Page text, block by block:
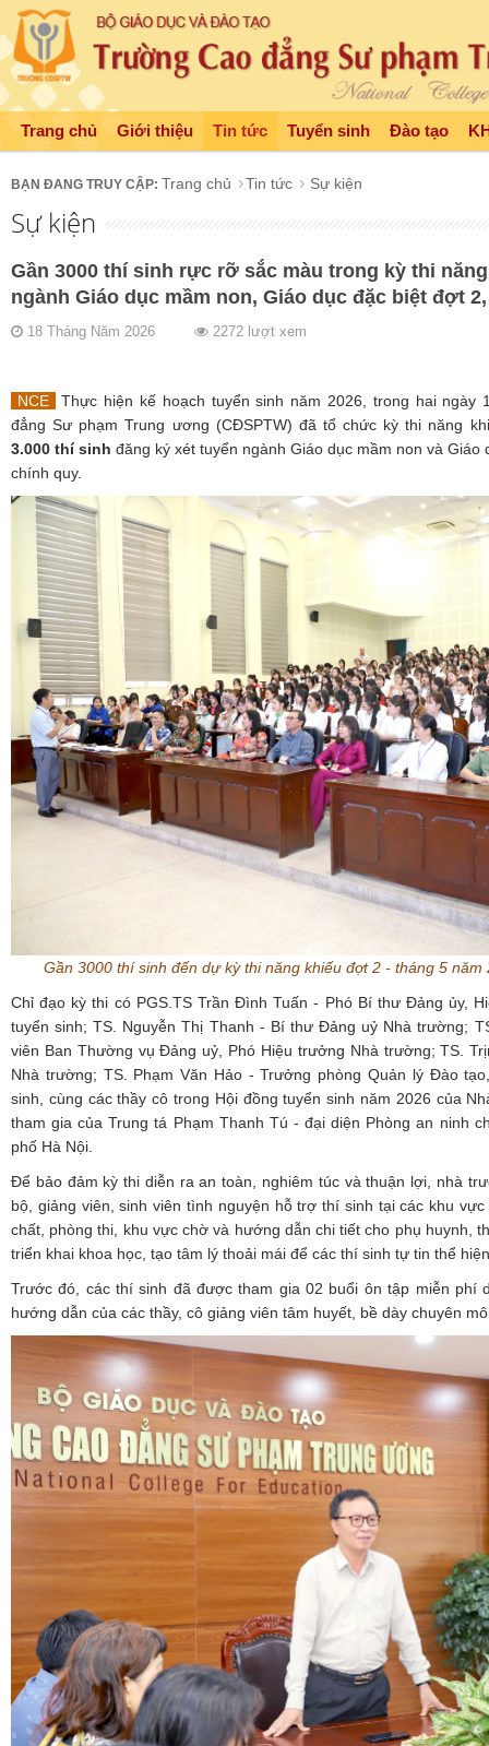
Trang chủ Giới thiệu Tin tức Tuyển sinh Đào tạo
Trang chủ Tin tức Sự kiện
Sự kiện
Gần 3000 thí sinh rực rỡ sắc màu trong kỳ thi
ngành Giáo dục mầm non, Giáo dục đặc biệt đợt
18 Tháng Năm 2026 2272 lượt xem
NCE
Thực hiện kế hoạch tuyển sinh năm 2026, trong hai ngày
đẳng Sư phạm Trung ương (CĐSPTW) đã tổ chức kỳ thi năng
3.000 thí sinh đăng ký xét tuyển ngành Giáo dục mầm non và
chính quy.
Gần 3000 thí sinh đến dự kỳ thi năng khiếu đợt 2 - tháng 5
Chỉ đạo kỳ thi có PGS.TS Trần Đình Tuấn - Phó Bí thư Đảng ủy,
tuyển sinh; TS. Nguyễn Thị Thanh - Bí thư Đảng uỷ Nhà trường;
viên Ban Thường vụ Đảng uỷ, Phó Hiệu trưởng Nhà trường; TS.
Nhà trường; TS. Phạm Văn Hảo - Trưởng phòng Quản lý Đào
sinh, cùng các thầy cô trong Hội đồng tuyển sinh năm 2026 của
tham gia của Trung tá Phạm Thanh Tú - đại diện Phòng an ninh
phố Hà Nội.
Để bảo đảm kỳ thi diễn ra an toàn, nghiêm túc và thuận lợi, nhà
bộ, giảng viên, sinh viên tình nguyện hỗ trợ thí sinh tại các khu
chất, phòng thi, khu vực chờ và hướng dẫn chi tiết cho phụ huynh,
triển khai khoa học, tạo tâm lý thoải mái để các thí sinh tự tin thể
Trước đó, các thí sinh đã được tham gia 02 buổi ôn tập miễn phí
hướng dẫn của các thầy, cô giảng viên tâm huyết, bề dày chuyên